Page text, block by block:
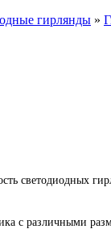
гирлянды »
светодиодных
с различными